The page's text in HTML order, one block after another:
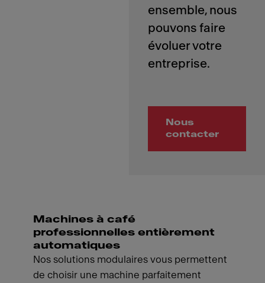
ensemble, nous
pouvons faire
évoluer votre
Nous
contacter
Machines à café
professionnelles entièrement
automatiques
Nos solutions modulaires vous permettent
de choisir une machine parfaitement